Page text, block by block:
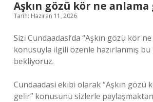
Aşkın gözü kör ne anlama
Tarih: Haziran 11, 2026
Sizi Cundaadasi’da “Aşkın gözü kör
konusuyla ilgili özenle hazırlanmış bu
bekliyoruz.
Cundaadasi ekibi olarak “Aşkın gözü
gelir” konusunu sizlerle